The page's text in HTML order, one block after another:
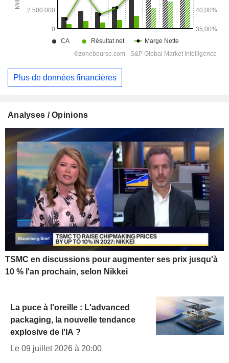
Plus de données financières
Analyses / Opinions
TSMC en discussions pour augmenter ses prix jusqu'à
10 % l'an prochain, selon Nikkei
La puce à l'oreille : L'advanced
packaging, la nouvelle tendance
explosive de l'IA ?
Le 09 juillet 2026 à 20:00